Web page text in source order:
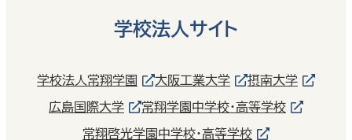
学校法人サイト
学校法人常翔学園 大阪工業大学 摂南大学
広島国際大学 常翔学園中学校・高等学校
常翔啓光学園中学校・高等学校